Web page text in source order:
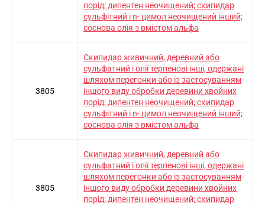
порід; дипентен неочищений; скипидар
сульфітний і n- цимол неочищений інший;
соснова олія з вмістом альфа
3805
Скипидар живичний, деревний або
сульфатний і олії терпенові інші, одержані
шляхом перегонки або із застосуванням
іншого виду обробки деревини хвойних
порід; дипентен неочищений; скипидар
сульфітний і n- цимол неочищений інший;
соснова олія з вмістом альфа
3805
Скипидар живичний, деревний або
сульфатний і олії терпенові інші, одержані
шляхом перегонки або із застосуванням
іншого виду обробки деревини хвойних
порід; дипентен неочищений; скипидар